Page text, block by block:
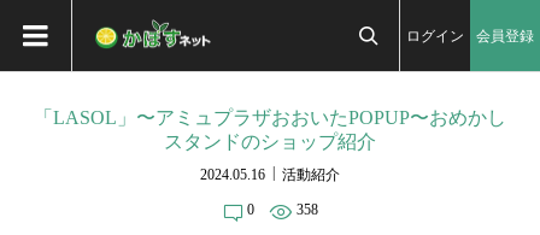

ログイン 会員登録
「LASOL」〜アミュプラザおおいたPOPUP〜おめかし
スタンドのショップ紹介
2024.05.16 活動紹介
0 358